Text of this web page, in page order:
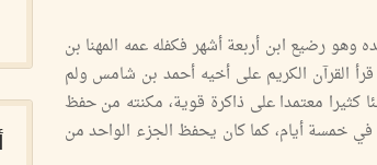
بولاية قريات في الثاني عشر من صفر سنة 1330هـ توفي والده وهو رضيع ابن أربعة أشهر فكفله عمه المهنا بن
القرآن الكريم على أخيه أحمد بن شامس ولم
معتمدا على ذاكرة قوية، مكنته من حفظ
في خمسة أيام، كما كان يحفظ الجزء الواحد من